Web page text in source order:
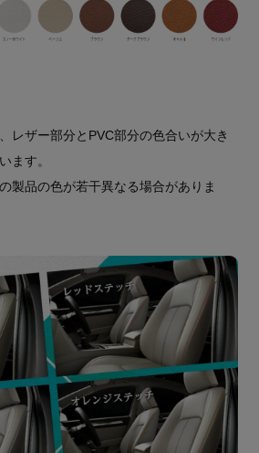
レザー部分とPVC部分の色合いが大き
ます。
製品の色が若干異なる場合がありま